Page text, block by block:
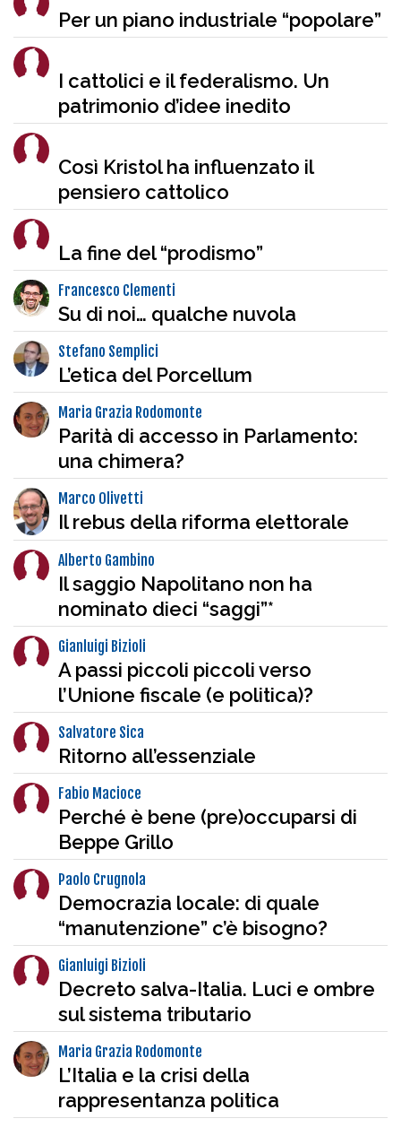
Per un piano industriale “popolare”
I cattolici e il federalismo. Un
patrimonio d’idee inedito
Così Kristol ha influenzato il
pensiero cattolico
La fine del “prodismo”
Francesco Clementi
Su di noi… qualche nuvola
Stefano Semplici
L’etica del Porcellum
Maria Grazia Rodomonte
Parità di accesso in Parlamento:
una chimera?
Marco Olivetti
Il rebus della riforma elettorale
Alberto Gambino
Il saggio Napolitano non ha
nominato dieci “saggi”*
Gianluigi Bizioli
A passi piccoli piccoli verso
l’Unione fiscale (e politica)?
Salvatore Sica
Ritorno all’essenziale
Fabio Macioce
Perché è bene (pre)occuparsi di
Beppe Grillo
Paolo Crugnola
Democrazia locale: di quale
“manutenzione” c’è bisogno?
Gianluigi Bizioli
Decreto salva-Italia. Luci e ombre
sul sistema tributario
Maria Grazia Rodomonte
L’Italia e la crisi della
rappresentanza politica